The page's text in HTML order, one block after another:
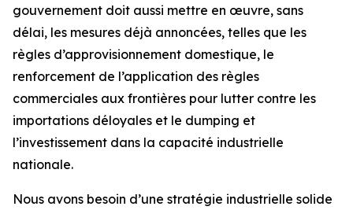
gouvernement doit aussi mettre en œuvre, sans
délai, les mesures déjà annoncées, telles que les
règles d’approvisionnement domestique, le
renforcement de l’application des règles
commerciales aux frontières pour lutter contre les
importations déloyales et le dumping et
l’investissement dans la capacité industrielle
nationale.
Nous avons besoin d’une stratégie industrielle solide